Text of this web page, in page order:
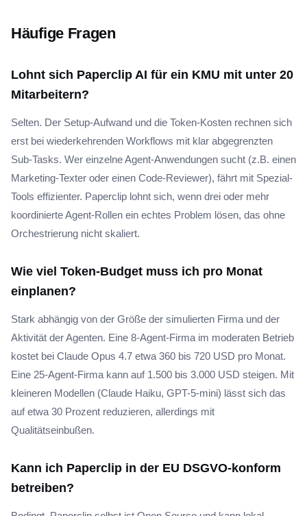
Häufige Fragen
Lohnt sich Paperclip AI für ein KMU mit unter 20
Mitarbeitern?
Selten. Der Setup-Aufwand und die Token-Kosten rechnen sich
erst bei wiederkehrenden Workflows mit klar abgegrenzten
Sub-Tasks. Wer einzelne Agent-Anwendungen sucht (z.B. einen
Marketing-Texter oder einen Code-Reviewer), fährt mit Spezial-
Tools effizienter. Paperclip lohnt sich, wenn drei oder mehr
koordinierte Agent-Rollen ein echtes Problem lösen, das ohne
Orchestrierung nicht skaliert.
Wie viel Token-Budget muss ich pro Monat
einplanen?
Stark abhängig von der Größe der simulierten Firma und der
Aktivität der Agenten. Eine 8-Agent-Firma im moderaten Betrieb
kostet bei Claude Opus 4.7 etwa 360 bis 720 USD pro Monat.
Eine 25-Agent-Firma kann auf 1.500 bis 3.000 USD steigen. Mit
kleineren Modellen (Claude Haiku, GPT-5-mini) lässt sich das
auf etwa 30 Prozent reduzieren, allerdings mit
Qualitätseinbußen.
Kann ich Paperclip in der EU DSGVO-konform
betreiben?